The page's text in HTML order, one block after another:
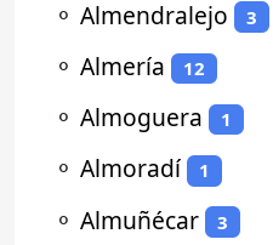
⚬ Almendralejo 3
⚬ Almería 12
⚬ Almoguera 1
⚬ Almoradí 1
⚬ Almuñécar 3